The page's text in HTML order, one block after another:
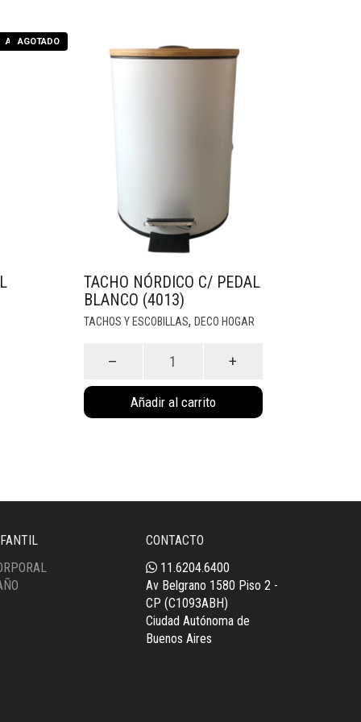
AGOTADO
AGOTADO
TACHO NÓRDICO C/ PEDAL
BLANCO (4013)
TACHOS Y ESCOBILLAS, DECO HOGAR
c/
Blanco
Añadir al carrito
CONTACTO
11.6204.6400
Av Belgrano 1580 Piso 2 -
CP (C1093ABH)
Ciudad Autónoma de
Buenos Aires